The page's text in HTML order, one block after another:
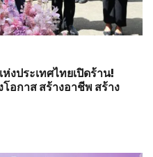
งประเทศไทยเปิดร้าน!
อกาส สร้างอาชีพ สร้าง